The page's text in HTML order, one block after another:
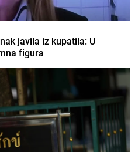
javila iz kupatila: U
figura